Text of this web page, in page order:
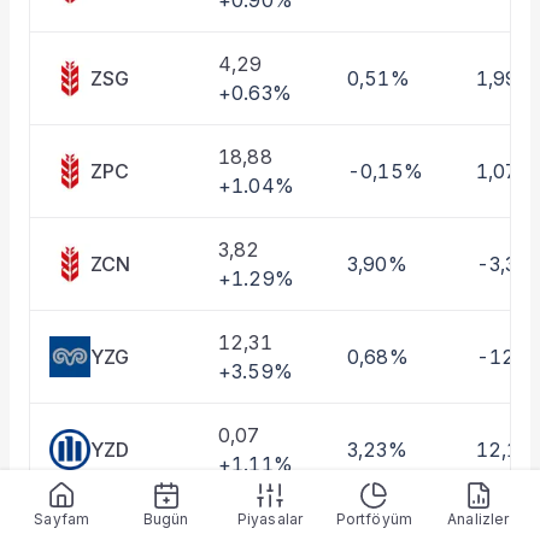
ZSG
4,29
+0.63%
0,51% 1,99%
ZPC
18,88
+1.04%
-0,15% 1,07%
ZCN
3,82
+1.29%
3,90% -
YZG
12,31
+3.59%
0,68% -
YZD
0,07
+1.11%
3,23%
0,93
Sayfam Bugün Piyasalar Portföyüm Analizler